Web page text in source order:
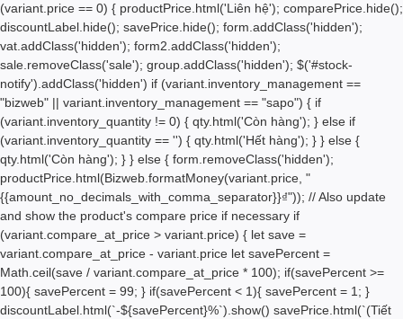
(variant.price == 0) { productPrice.html('Liên hệ'); comparePrice.hide();
discountLabel.hide(); savePrice.hide(); form.addClass('hidden');
vat.addClass('hidden'); form2.addClass('hidden');
sale.removeClass('sale'); group.addClass('hidden'); $('#stock-
notify').addClass('hidden') if (variant.inventory_management ==
"bizweb" || variant.inventory_management == "sapo") { if
(variant.inventory_quantity != 0) { qty.html('Còn hàng'); } else if
(variant.inventory_quantity == '') { qty.html('Hết hàng'); } } else {
qty.html('Còn hàng'); } } else { form.removeClass('hidden');
productPrice.html(Bizweb.formatMoney(variant.price, "
{{amount_no_decimals_with_comma_separator}}₫")); // Also update
and show the product's compare price if necessary if
(variant.compare_at_price > variant.price) { let save =
variant.compare_at_price - variant.price let savePercent =
Math.ceil(save / variant.compare_at_price * 100); if(savePercent >=
100){ savePercent = 99; } if(savePercent < 1){ savePercent = 1; }
discountLabel.html(`-${savePercent}%`).show() savePrice.html(`(Tiết